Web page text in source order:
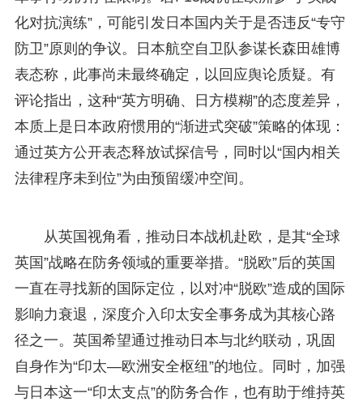
化对抗演练”，可能引发日本国内关于是否违反“专守
防卫”原则的争议。日本航空自卫队参谋长森田雄博
表态称，此事尚未最终确定，以回应舆论质疑。有
评论指出，这种“英方明确、日方模糊”的态度差异，
本质上是日本政府惯用的“渐进式突破”策略的体现：
通过英方公开表态释放试探信号，同时以“国内相关
法律程序未到位”为由预留缓冲空间。
从英国视角看，推动日本战机赴欧，是其“全球
英国”战略在防务领域的重要举措。“脱欧”后的英国
一直在寻找新的国际定位，以对冲“脱欧”造成的国际
影响力衰退，深度介入印太安全事务成为其核心路
径之一。英国希望通过推动日本与北约联动，巩固
自身作为“印太—欧洲安全枢纽”的地位。同时，加强
与日本这一“印太支点”的防务合作，也有助于维持英